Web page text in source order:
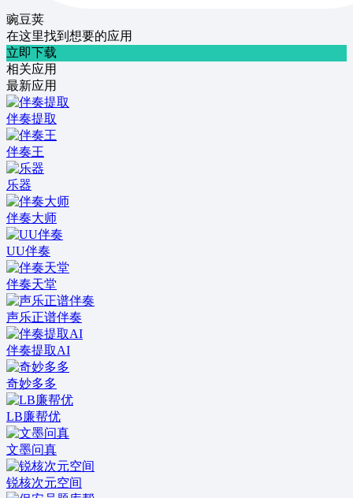
豌豆荚
在这里找到想要的应用
立即下载
相关应用
最新应用
伴奏提取
伴奏王
乐器
伴奏大师
UU伴奏
伴奏天堂
声乐正谱伴奏
伴奏提取AI
奇妙多多
LB廉帮优
文墨问真
锐核次元空间